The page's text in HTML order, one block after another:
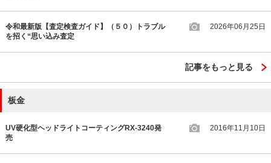
令和最新版【査定検査ガイド】（５０）トラブル
を招く“思い込み査定
2026年06月25日
記事をもっと見る
板金
UV硬化型ヘッドライトコーティングRX-3240発
売
2016年11月10日